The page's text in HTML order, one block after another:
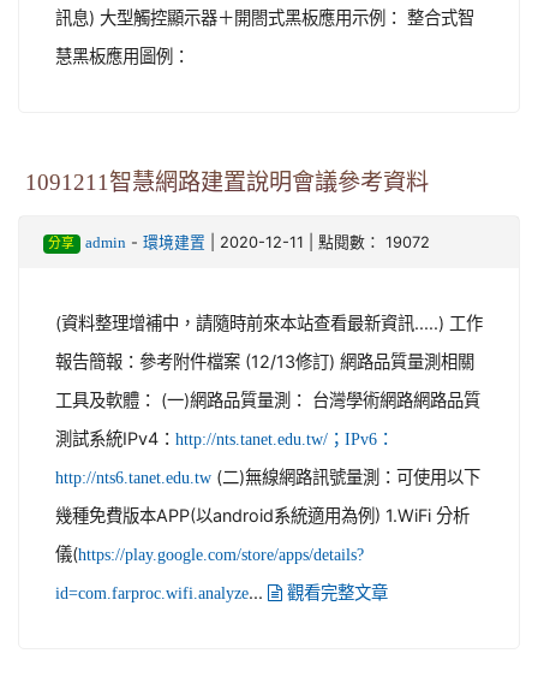
訊息) 大型觸控顯示器＋開閤式黑板應用示例： 整合式智
慧黑板應用圖例：
1091211智慧網路建置說明會議參考資料
分享 admin- 環境建置 | 2020-12-11 | 點閱數： 19072
(資料整理增補中，請隨時前來本站查看最新資訊.....) 工作
報告簡報：參考附件檔案 (12/13修訂) 網路品質量測相關
工具及軟體： (一)網路品質量測： 台灣學術網路網路品質
測試系統IPv4： http://nts.tanet.edu.tw/；IPv6：
http://nts6.tanet.edu.tw (二)無線網路訊號量測：可使用以下
幾種免費版本APP(以android系統適用為例) 1.WiFi 分析
儀(https://play.google.com/store/apps/details?
id=com.farproc.wifi.analyze... 觀看完整文章